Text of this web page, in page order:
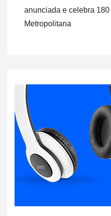
anunciada e celebra 180
Metropolitana